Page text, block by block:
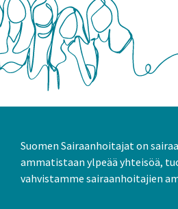
Suomen Sairaanhoitajat on
ammatistaan ylpeää yhteisöä,
vahvistamme sairaanhoitajien